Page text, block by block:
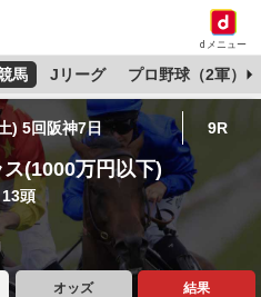
dメニュー
馬 Jリーグ プロ野球（2軍）
) 5回阪神7日 9R
(1000万円以下)
頭
オッズ 結果